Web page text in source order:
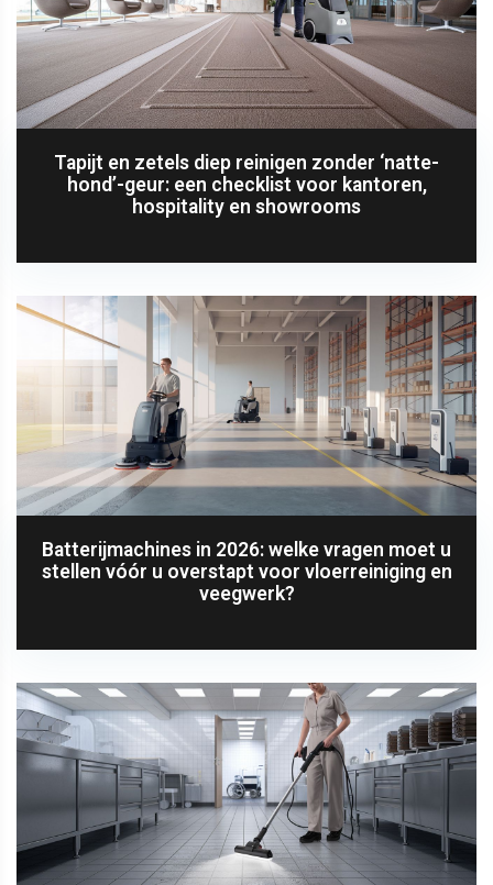
Tapijt en zetels diep reinigen zonder ‘natte-
hond’-geur: een checklist voor kantoren,
hospitality en showrooms
Batterijmachines in 2026: welke vragen moet u
stellen vóór u overstapt voor vloerreiniging en
veegwerk?